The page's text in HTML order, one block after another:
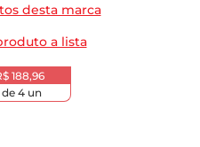
desta marca
a lista
188,96
4un